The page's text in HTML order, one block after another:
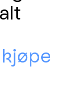
kjøpe